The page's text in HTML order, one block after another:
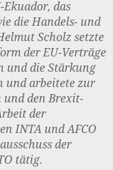
Ekuador, das
die Handels- und
Scholz setzte
der EU-Verträge
und die Stärkung
und arbeitete zur
den Brexit-
der
INTA und AFCO
der
tätig.